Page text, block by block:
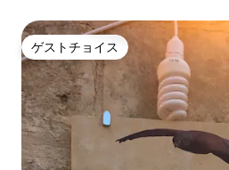
ゲストチョイス
ゲストチョイス